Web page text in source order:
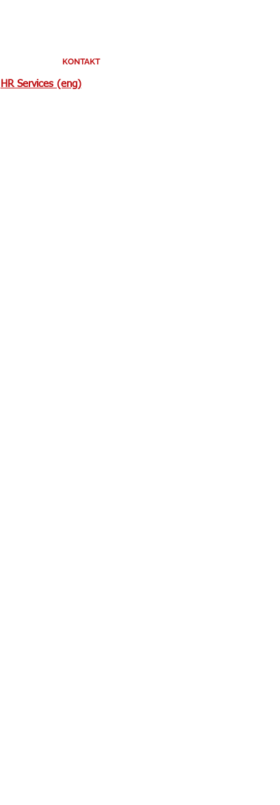
KONTAKT
HR Services (eng)